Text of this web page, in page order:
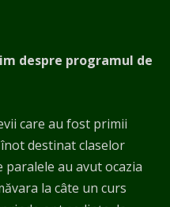
despre programul de
care au fost primii
destinat claselor
au avut ocazia
la câte un curs